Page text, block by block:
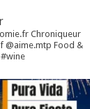
Chroniqueur
@aime.mtp Food &